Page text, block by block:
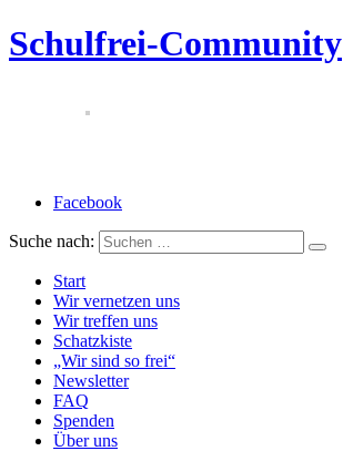
Schulfrei-Community
Facebook
Suche nach:
Start
Wir vernetzen uns
Wir treffen uns
Schatzkiste
„Wir sind so frei“
Newsletter
FAQ
Spenden
Über uns